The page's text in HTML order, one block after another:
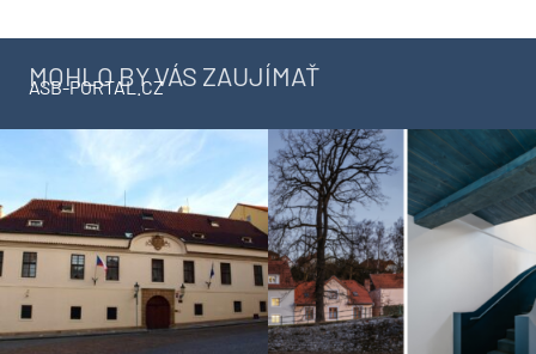
MOHLO BY VÁS ZAUJÍMAŤ
ASB-PORTAL.CZ